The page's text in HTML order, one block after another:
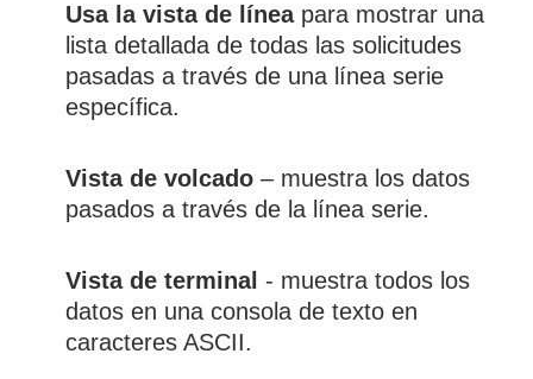
Usa la vista de líneapara mostrar una
lista detallada de todas las solicitudes
pasadas a través de una línea serie
específica.
Vista de volcado – muestra los datos
pasados a través de la línea serie.
Vista de terminal - muestra todos los
datos en una consola de texto en
caracteres ASCII.